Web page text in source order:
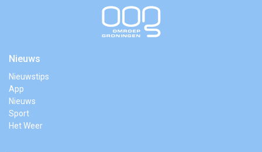
Nieuws
Nieuwstips
App
Nieuws
Sport
Het Weer